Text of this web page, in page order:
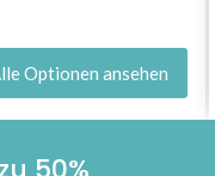
Optionen ansehen